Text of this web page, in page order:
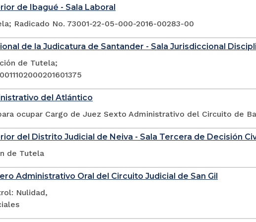
de Ibagué - Sala Laboral
Radicado No. 73001-22-05-000-2016-00283-00
de la Judicatura de Santander - Sala Jurisdiccional
de Tutela;
del Atlántico
ocupar Cargo de Juez Sexto Administrativo del Circuito de
del Distrito Judicial de Neiva - Sala Tercera de Decisión
de Tutela
Administrativo Oral del Circuito Judicial de San Gil
Nulidad,